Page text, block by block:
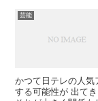
芸能
かつて日テレの人気
する可能性が 出て